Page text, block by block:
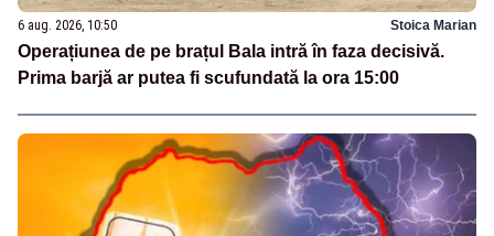
6 aug. 2026, 10:50 Stoica Marian
Operațiunea de pe brațul Bala intră în faza decisivă.
Prima barjă ar putea fi scufundată la ora 15:00